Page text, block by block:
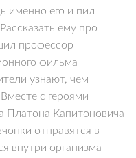
именно его и пил
ему про
профессор
фильма
узнают, чем
с героями
Платона Капитоновича
отправятся в
внутри организма